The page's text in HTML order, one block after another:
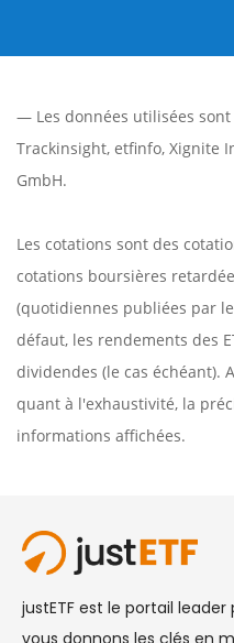
— Les données utilisées
Trackinsight, etfinfo, Xignite
GmbH.
Les cotations sont des
cotations boursières
(quotidiennes publiées par
défaut, les rendements des
dividendes (le cas échéant).
quant à l'exhaustivité, la
informations affichées.